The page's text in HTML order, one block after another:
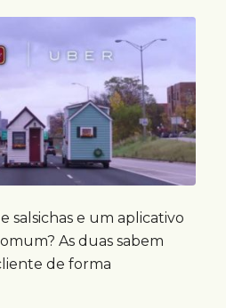
salsichas e um aplicativo
As duas sabem
de forma